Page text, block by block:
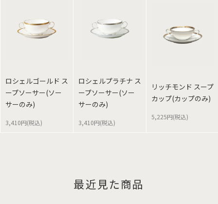
ロシェルゴールド ス
ープソーサー(ソー
サーのみ)
3,410円(税込)
ロシェルプラチナ ス
ープソーサー(ソー
サーのみ)
3,410円(税込)
リッチモンド スープ
カップ(カップのみ)
5,225円(税込)
最近見た商品